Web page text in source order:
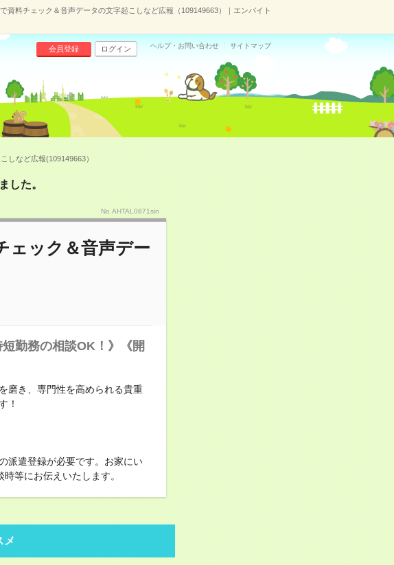
資料チェック＆音声データの文字起こしなど広報（109149663）｜エンバイト
会員登録 ログイン ヘルプ・お問い合わせ サイトマップ
しなど広報(109149663）
した。
No.AHTAL0871sin
ェック＆音声デー
勤務の相談OK！》《開
磨き、専門性を高められる貴重
！
派遣登録が必要です。お家にい
等にお伝えいたします。
メ